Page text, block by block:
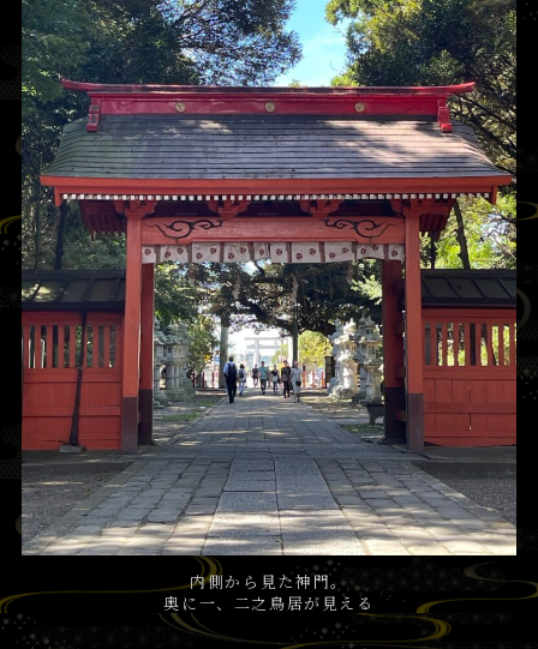
内側から見た神門。
奥に一、二之鳥居が見える